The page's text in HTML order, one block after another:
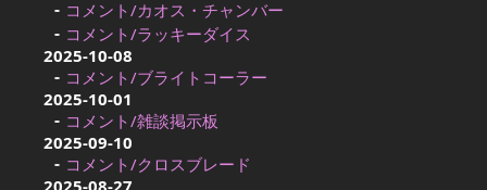
コメント/カオス・チャンバー
コメント/ラッキーダイス
2025-10-08
コメント/ブライトコーラー
2025-10-01
コメント/雑談掲示板
2025-09-10
コメント/クロスブレード
2025-08-27